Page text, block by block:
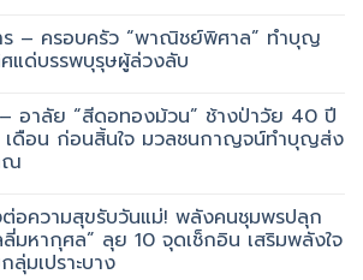
ร – ครอบครัว “พาณิชย์พิศาล” ทำบุญ
แด่บรรพบุรุษผู้ล่วงลับ
อาลัย “สีดอทองม้วน” ช้างป่าวัย 40 ปี
เดือน ก่อนสิ้นใจ มวลชนกาญจน์ทำบุญส่ง
ณ
อความสุขรับวันแม่! พลังคนชุมพรปลุก
ลี่มหากุศล” ลุย 10 จุดเช็กอิน เสริมพลังใจ
มเปราะบาง